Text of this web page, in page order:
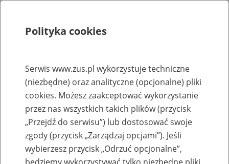
Rejestry, ewidencje i archiwa
Baza zlikwidowanych lub
przekształconych zakładów pracy
Nazwa zakładu pracy:
Polityka cookies
Serwis www.zus.pl wykorzystuje techniczne
(niezbędne) oraz analityczne (opcjonalne) pliki
cookies. Możesz zaakceptować wykorzystanie
przez nas wszystkich takich plików (przycisk
„Przejdź do serwisu”) lub dostosować swoje
zgody (przycisk „Zarządzaj opcjami”). Jeśli
wybierzesz przycisk „Odrzuć opcjonalne”,